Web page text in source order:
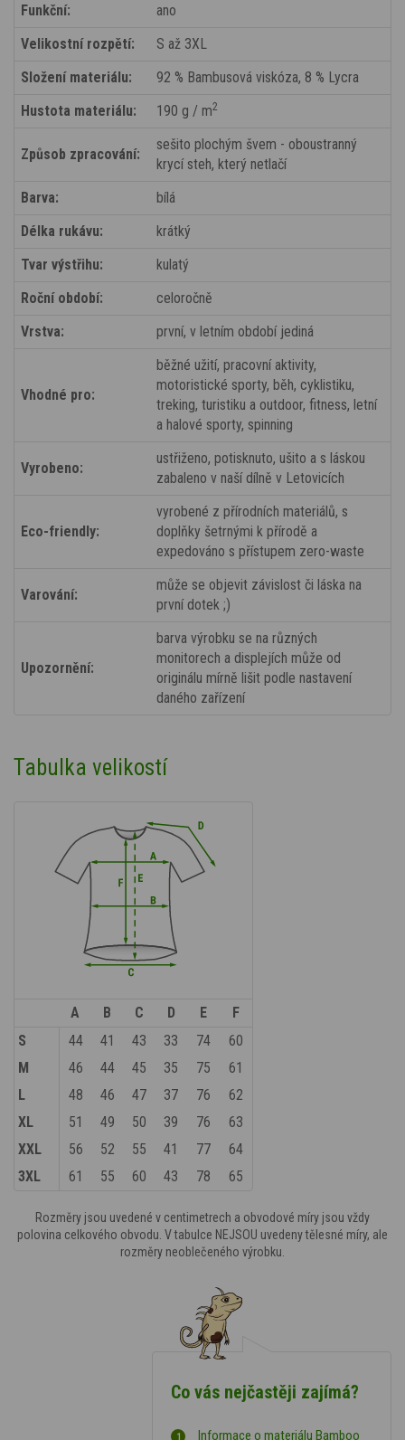
Funkční:
ano
Velikostní rozpětí:
S až 3XL
Složení materiálu:
92 % Bambusová viskóza, 8 % Lycra
Hustota materiálu:
190 g / m2
Způsob zpracování:
sešito plochým švem - oboustranný
krycí steh, který netlačí
Barva:
bílá
Délka rukávu:
krátký
Tvar výstřihu:
kulatý
Roční období:
celoročně
Vrstva:
první, v letním období jediná
Vhodné pro:
běžné užití, pracovní aktivity,
motoristické sporty, běh, cyklistiku,
treking, turistiku a outdoor, fitness, letní
a halové sporty, spinning
Vyrobeno:
ustřiženo, potisknuto, ušito a s láskou
zabaleno v naší dílně v Letovicích
Eco-friendly:
vyrobené z přírodních materiálů, s
doplňky šetrnými k přírodě a
expedováno s přístupem zero-waste
Varování:
může se objevit závislost či láska na
první dotek ;)
Upozornění:
barva výrobku se na různých
monitorech a displejích může od
originálu mírně lišit podle nastavení
daného zařízení
Tabulka velikostí
A B C D E
F
S
44 41 43 33 74
60
M
46 44 45 35 75
61
L
48 46 47 37 76
62
XL
51 49 50 39 76
63
XXL
56 52 55 41 77
64
3XL
61 55 60 43 78 65
Rozměry jsou uvedené v centimetrech a obvodové míry jsou vždy
polovina celkového obvodu. V tabulce NEJSOU uvedeny tělesné míry, ale
rozměry neoblečeného výrobku.
Co vás nejčastěji zajímá?
Informace o materiálu Bamboo